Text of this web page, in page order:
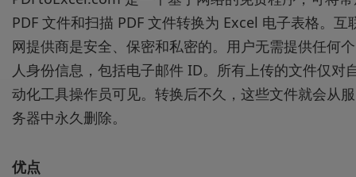
PDF 文件和扫描 PDF 文件转换为 Excel 电子表格。互
网提供商是安全、保密和私密的。用户无需提供任何个
人身份信息，包括电子邮件 ID。所有上传的文件仅对
动化工具操作员可见。转换后不久，这些文件就会从服
务器中永久删除。
优点